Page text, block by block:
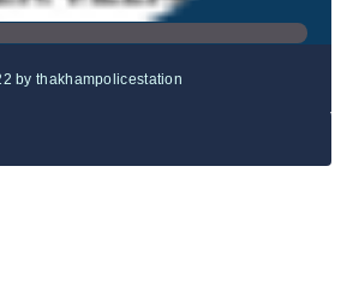
by thakhampolicestation